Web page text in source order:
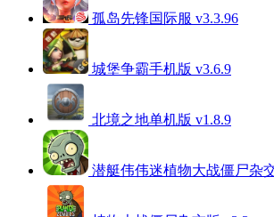
孤岛先锋国际服 v3.3.96
城堡争霸手机版 v3.6.9
北境之地单机版 v1.8.9
潜艇伟伟迷植物大战僵尸杂